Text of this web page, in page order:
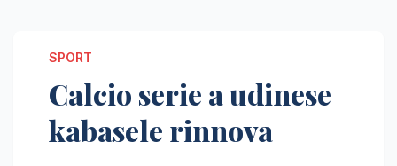
SPORT
Calcio serie a udinese
kabasele rinnova